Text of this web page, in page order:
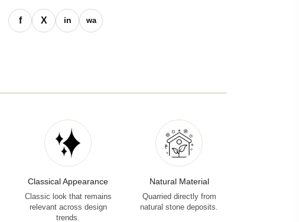
Classical Appearance
Classic look that remains
relevant across design
trends.
Natural Material
Quarried directly from
natural stone deposits.